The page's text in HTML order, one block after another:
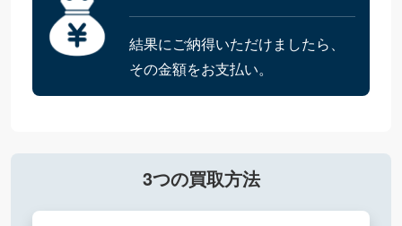
結果にご納得いただけましたら、
その金額をお支払い。
3つの買取方法